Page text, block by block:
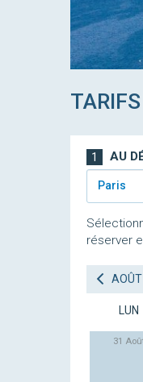
TARIFS
1 AU
Paris
réserver
AOÛT
LUN
31